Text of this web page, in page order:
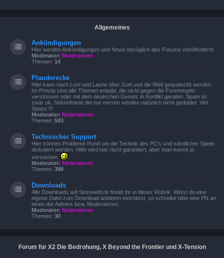
Allgemeines
Ankündigungen
Hier werden Ankündigungen und News bezüglich des Forums veröffentlicht.
Moderator: Moderatoren
Themen: 14
Plauderecke
Hier kann nach Lust und Laune über Gott und die Welt gequatscht werden.
Im Prinzip sind alle Themen erlaubt, die nicht gegen die Forenregeln
verstossen oder mit dem deutschen Gesetz in Konflikt geraten. Spam ist
zwar ok, Störenfriede die nur nerven werden natürlich nicht geduldet. Viel
Spass !!!
Moderator: Moderatoren
Themen: 583
Technischer Support
Hier können Probleme Rund um die Technik des PC's und sämtlicher Spiele
diskutiert werden. Hilfe wird hier nicht garantiert, aber man kanns ja
versuchen.
Moderator: Moderatoren
Themen: 398
Downloads
Alle Downloads auf Seizewell.de findet ihr in dieser Rubrik. Wenn du eine
eigene Datei zum Download anbieten möchtest, so schreibe bitte eine PN an
einen der Admins bzw. Moderatoren.
Moderator: Moderatoren
Themen: 30
Forum für X2 Die Bedrohung, X Beyond the Frontier und X-Tension